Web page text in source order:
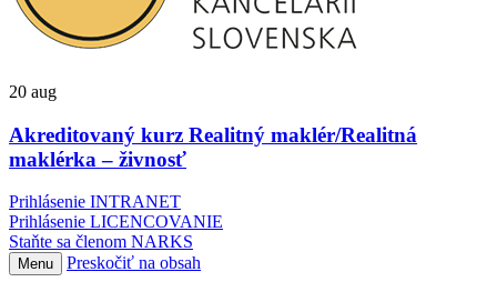
20 aug
Akreditovaný kurz Realitný maklér/Realitná
maklérka – živnosť
Prihlásenie INTRANET
Prihlásenie LICENCOVANIE
Staňte sa členom NARKS
Menu Preskočiť na obsah